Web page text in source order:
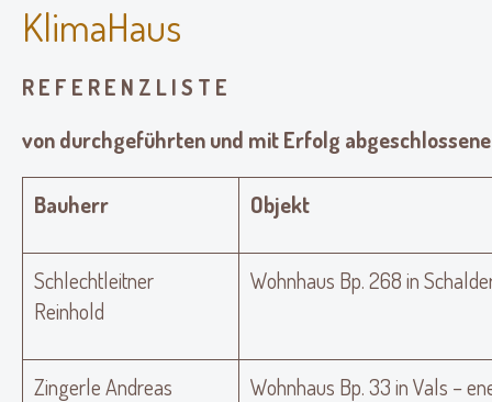
KlimaHaus
R E F E R E N Z L I S T E
von durchgeführten und mit Erfolg
Bauherr Objekt
Schlechtleitner
Reinhold
Wohnhaus Bp. 268 in
Zingerle Andreas Wohnhaus Bp. 33 in Vals –